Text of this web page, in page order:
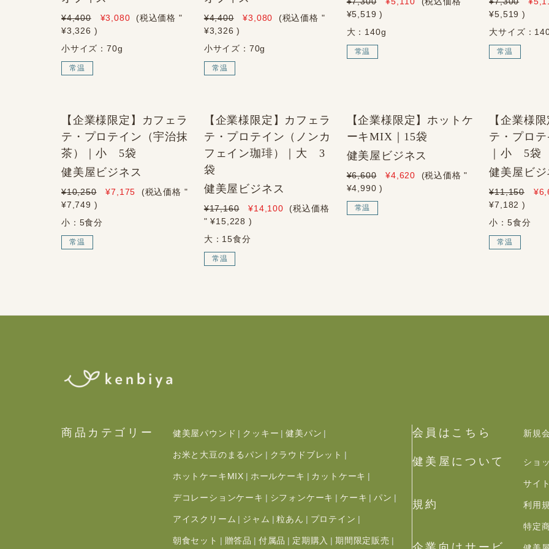
¥4,400 ¥3,080 (税込価格 "
¥3,326 )
小サイズ：70g
常温
¥4,400 ¥3,080 (税込価格 "
¥3,326 )
小サイズ：70g
常温
¥5,519 )
大：140g
常温
¥5,519 )
大サイズ：
常温
【企業様限定】カフェラ
テ・プロテイン（宇治抹
茶）｜小 5袋
健美屋ビジネス
¥10,250 ¥7,175 (税込価格 "
¥7,749 )
小：5食分
常温
【企業様限定】カフェラ
テ・プロテイン（ノンカ
フェイン珈琲）｜大 3
袋
健美屋ビジネス
¥17,160 ¥14,100
(税込価格
" ¥15,228 )
大：15食分
常温
【企業様限定】ホットケ
ーキMIX｜15袋
健美屋ビジネス
¥6,600 ¥4,620 (税込価格 "
¥4,990 )
常温
【企業様
テ・プロ
｜小 5袋
健美屋ビ
¥11,150
¥7,182 )
小：5食分
常温
商品カテゴリー 健美屋パウンド クッキー 健美パン
お米と大豆のまるパン クラウドブレット
ホットケーキMIX ホールケーキ カットケーキ
デコレーションケーキ シフォンケーキ ケーキ パン
アイスクリーム ジャム 粒あん プロテイン
朝食セット 贈答品 付属品 定期購入 期間限定販売
会員はこちら 新規
健美屋について ショ
サイ
規約 利用
特定